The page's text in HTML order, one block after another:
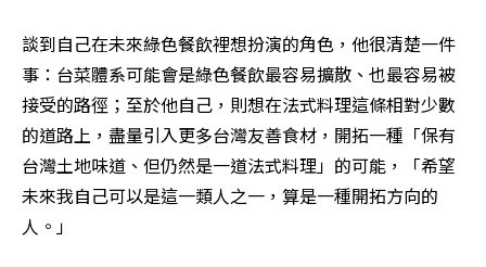
談到自己在未來綠色餐飲裡想扮演的角色，他很清楚一件
事：台菜體系可能會是綠色餐飲最容易擴散、也最容易被
接受的路徑；至於他自己，則想在法式料理這條相對少數
的道路上，盡量引入更多台灣友善食材，開拓一種「保有
台灣土地味道、但仍然是一道法式料理」的可能，「希望
未來我自己可以是這一類人之一，算是一種開拓方向的
人。」